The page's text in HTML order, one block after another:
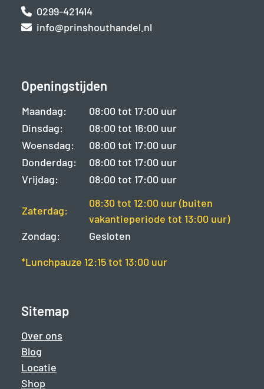
0299-421414
info@prinshouthandel.nl
Openingstijden
Maandag:
08:00 tot 17:00 uur
Dinsdag:
08:00 tot 16:00 uur
Woensdag:
08:00 tot 17:00 uur
Donderdag:
08:00 tot 17:00 uur
Vrijdag:
08:00 tot 17:00 uur
Zaterdag:
08:30 tot 12:00 uur (buiten
vakantieperiode tot 13:00 uur)
Zondag:
Gesloten
*Lunchpauze 12:15 tot 13:00 uur
Sitemap
Over ons
Blog
Locatie
Shop